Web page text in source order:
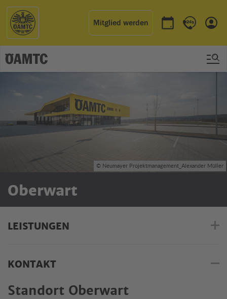
Mitglied werden
Termin buchen
Kontakt &
© Neumayer Projektmanagement_Alexander Müller
Oberwart
LEISTUNGEN
KONTAKT
Standort Oberwart